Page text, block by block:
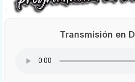
Transmisión en